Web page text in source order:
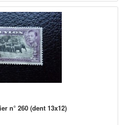
n° 260 (dent 13x12)